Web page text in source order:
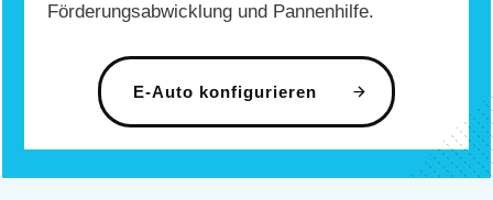
Förderungsabwicklung und Pannenhilfe.
E-Auto konfigurieren